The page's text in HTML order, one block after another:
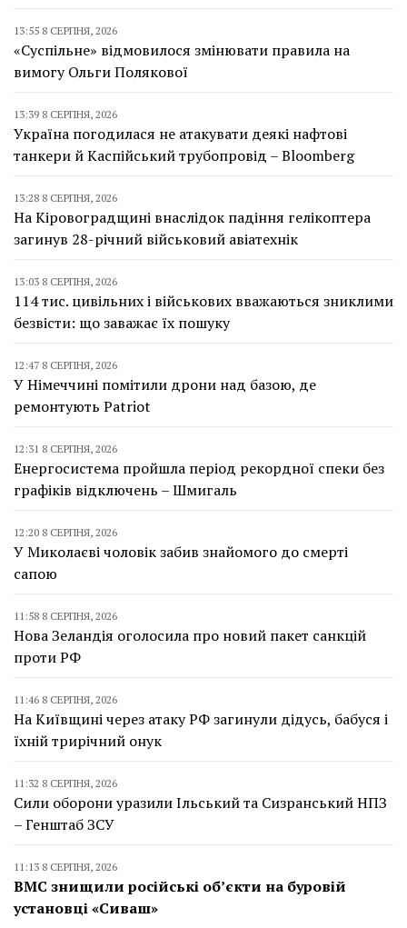
13:55 8 СЕРПНЯ, 2026
«Суспільне» відмовилося змінювати правила на
вимогу Ольги Полякової
13:39 8 СЕРПНЯ, 2026
Україна погодилася не атакувати деякі нафтові
танкери й Каспійський трубопровід – Bloomberg
13:28 8 СЕРПНЯ, 2026
На Кіровоградщині внаслідок падіння гелікоптера
загинув 28-річний військовий авіатехнік
13:03 8 СЕРПНЯ, 2026
114 тис. цивільних і військових вважаються зниклими
безвісти: що заважає їх пошуку
12:47 8 СЕРПНЯ, 2026
У Німеччині помітили дрони над базою, де
ремонтують Patriot
12:31 8 СЕРПНЯ, 2026
Енергосистема пройшла період рекордної спеки без
графіків відключень – Шмигаль
12:20 8 СЕРПНЯ, 2026
У Миколаєві чоловік забив знайомого до смерті
сапою
11:58 8 СЕРПНЯ, 2026
Нова Зеландія оголосила про новий пакет санкцій
проти РФ
11:46 8 СЕРПНЯ, 2026
На Київщині через атаку РФ загинули дідусь, бабуся і
їхній трирічний онук
11:32 8 СЕРПНЯ, 2026
Сили оборони уразили Ільський та Сизранський НПЗ
– Генштаб ЗСУ
11:13 8 СЕРПНЯ, 2026
ВМС знищили російські об’єкти на буровій
установці «Сиваш»